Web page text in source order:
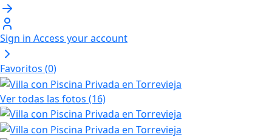
Sign in Access your account
Favoritos (0)
Ver todas las fotos (16)